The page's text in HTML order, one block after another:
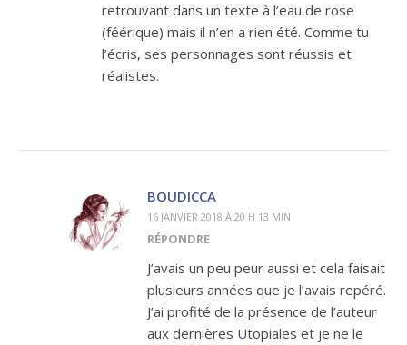
retrouvant dans un texte à l’eau de rose
(féérique) mais il n’en a rien été. Comme tu
l’écris, ses personnages sont réussis et
réalistes.
BOUDICCA
16 JANVIER 2018 À 20 H 13 MIN
RÉPONDRE
J’avais un peu peur aussi et cela faisait
plusieurs années que je l’avais repéré.
J’ai profité de la présence de l’auteur
aux dernières Utopiales et je ne le